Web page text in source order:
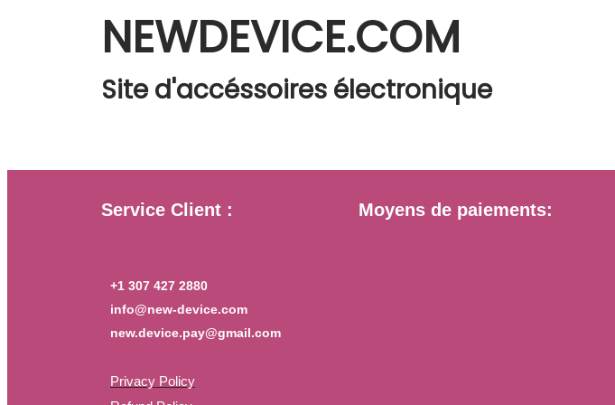
NEWDEVICE.COM
Site d'accéssoires électronique
Service Client : Moyens de paiements:
+1 307 427 2880
info@new-device.com
new.device.pay@gmail.com
Privacy Policy